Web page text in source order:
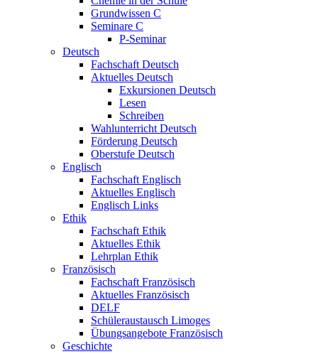
Grundwissen C
Seminare C
P-Seminar
Deutsch
Fachschaft Deutsch
Aktuelles Deutsch
Exkursionen Deutsch
Lesen
Schreiben
Wahlunterricht Deutsch
Förderung Deutsch
Oberstufe Deutsch
Englisch
Fachschaft Englisch
Aktuelles Englisch
Englisch Links
Ethik
Fachschaft Ethik
Aktuelles Ethik
Lehrplan Ethik
Französisch
Fachschaft Französisch
Aktuelles Französisch
DELF
Schüleraustausch Limoges
Übungsangebote Französisch
Geschichte